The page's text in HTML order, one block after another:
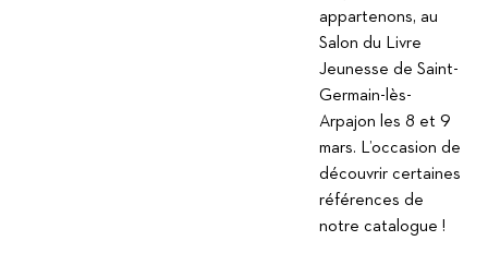
appartenons, au
Salon du Livre
Jeunesse de Saint-
Germain-lès-
Arpajon les 8 et 9
mars. L’occasion de
découvrir certaines
références de
notre catalogue !